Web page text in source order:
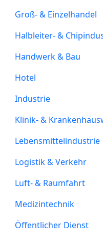
Groß- & Einzelhandel
Halbleiter- &
Handwerk & Bau
Hotel
Industrie
Klinik- &
Lebensmittelindustrie
Logistik & Verkehr
Luft- & Raumfahrt
Medizintechnik
Öffentlicher Dienst